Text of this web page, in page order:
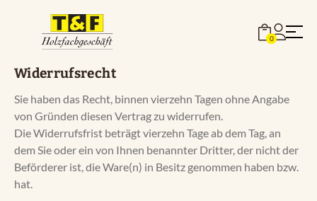
springen
Böden
Stiegen
0
Widerrufsrecht
Sie haben das Recht, binnen vierzehn Tagen ohne Angabe
von Gründen diesen Vertrag zu widerrufen.
Die Widerrufsfrist beträgt vierzehn Tage ab dem Tag, an
dem Sie oder ein von Ihnen benannter Dritter, der nicht der
Beförderer ist, die Ware(n) in Besitz genommen haben bzw.
hat.